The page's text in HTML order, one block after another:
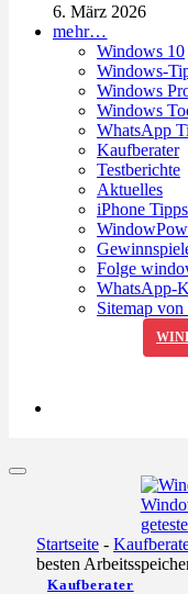
6. März 2026
mehr…
Windows 10
Windows-
Windows
Windows
WhatsApp
Kaufberater
Testberichte
Aktuelles
iPhone Tipps
Folge
WhatsApp-
Sitemap
Startseite -
besten
Kaufberater